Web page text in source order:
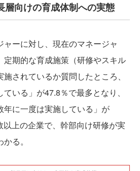
層向けの育成体制への実態
ーに対し、現在のマネージャ
定期的な育成施策（研修やスキル
されているか質問したところ、
ている」が47.8％で最多となり、
年に一度は実施している」が
上の企業で、幹部向け研修が実
る。